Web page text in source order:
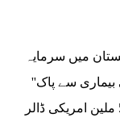
میں سرمایہ
سے پاک''
فارم قائم کرنا چاہتے ہیں۔ ان کے مطابق 50 ملین امریکی ڈالر